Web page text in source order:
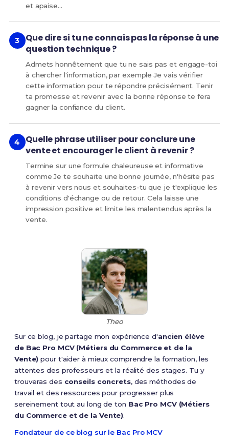
et apaise…
Que dire si tu ne connais pas la réponse à une
question technique ?
Admets honnêtement que tu ne sais pas et engage-toi
à chercher l'information, par exemple Je vais vérifier
cette information pour te répondre précisément. Tenir
ta promesse et revenir avec la bonne réponse te fera
gagner la confiance du client.
Quelle phrase utiliser pour conclure une
vente et encourager le client à revenir ?
Termine sur une formule chaleureuse et informative
comme Je te souhaite une bonne journée, n'hésite pas
à revenir vers nous et souhaites-tu que je t'explique les
conditions d'échange ou de retour. Cela laisse une
impression positive et limite les malentendus après la
vente.
Theo
Sur ce blog, je partage mon expérience d'ancien élève
de Bac Pro MCV (Métiers du Commerce et de la
Vente) pour t'aider à mieux comprendre la formation, les
attentes des professeurs et la réalité des stages. Tu y
trouveras des conseils concrets, des méthodes de
travail et des ressources pour progresser plus
sereinement tout au long de ton Bac Pro MCV (Métiers
du Commerce et de la Vente).
Fondateur de ce blog sur le Bac Pro MCV